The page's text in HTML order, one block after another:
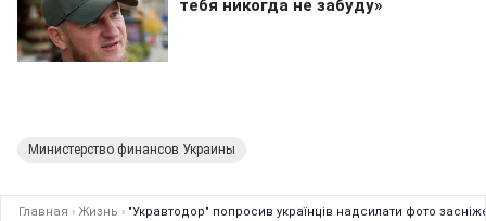
Министерство финансов Украины
Главная › Жизнь › "Укравтодор" попросив українців надсилати фото